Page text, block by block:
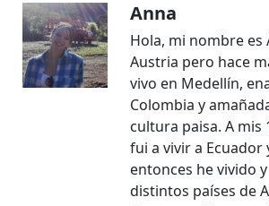
Anna
Hola, mi nombre es
Austria pero hace
vivo en Medellín,
Colombia y
cultura paisa. A mis
fui a vivir a Ecuador
entonces he vivido
distintos países de